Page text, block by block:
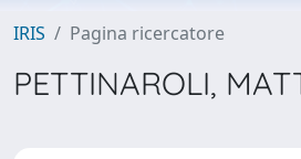
IRIS Pagina ricercatore
PETTINAROLI,